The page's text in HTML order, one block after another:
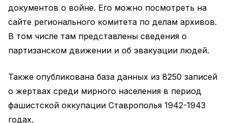
документов о войне. Его можно посмотреть на
сайте регионального комитета по делам архивов.
В том числе там представлены сведения о
партизанском движении и об эвакуации людей.
Также опубликована база данных из 8250 записей
о жертвах среди мирного населения в период
фашистской оккупации Ставрополья 1942-1943
годах.